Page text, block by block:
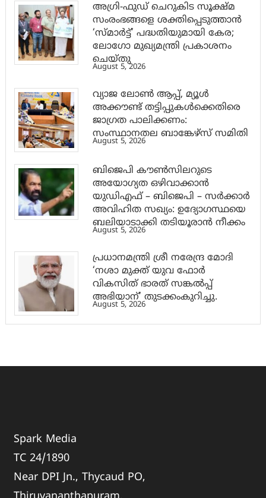
അഗ്രി-ഫുഡ് ചെറുകിട സൂക്ഷ്മ
സംരംഭങ്ങളെ ശക്തിപ്പെടുത്താന്‍
‘സ്മാര്‍ട്ട്’ പദ്ധതിയുമായി കേര;
ലോഗോ മുഖ്യമന്ത്രി പ്രകാശനം
ചെയ്തു
August 5, 2026
വ്യാജ ലോൺ ആപ്പ്, മ്യൂൾ
അക്കൗണ്ട് തട്ടിപ്പുകൾക്കെതിരെ
ജാ​ഗ്രത പാലിക്കണം:
സംസ്ഥാനതല ബാങ്കേഴ്സ് സമിതി
August 5, 2026
ബിജെപി കൗൺസിലറുടെ
അയോഗ്യത ഒഴിവാക്കാൻ
യുഡിഎഫ് – ബിജെപി – സർക്കാർ
അവിഹിത സഖ്യം: ഉദ്യോഗസ്ഥയെ
ബലിയാടാക്കി തടിയൂരാൻ നീക്കം
August 5, 2026
പ്രധാനമന്ത്രി ശ്രീ നരേന്ദ്ര മോദി
‘നശാ മുക്ത് യുവ ഫോർ
വികസിത് ഭാരത് സങ്കൽപ്പ്
അഭിയാന്’ തുടക്കംകുറിച്ചു.
August 5, 2026
Spark Media
TC 24/1890
Near DPI Jn., Thycaud PO,